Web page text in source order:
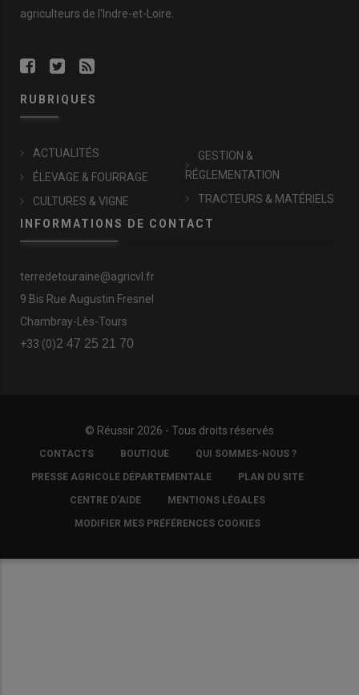
agriculteurs de l'Indre-et-Loire.
RUBRIQUES
ACTUALITÉS
ÉLEVAGE & FOURRAGE
CULTURES & VIGNE
GESTION &
RÉGLEMENTATION
TRACTEURS & MATÉRIELS
INFORMATIONS DE CONTACT
terredetouraine@agricvl.fr
9 Bis Rue Augustin Fresnel
Chambray-Lès-Tours
+33 (0)2 47 25 21 70
© Réussir 2026 - Tous droits réservés
FOOTER
COPYRIGHT
CONTACTS BOUTIQUE QUI SOMMES-NOUS ?
PRESSE AGRICOLE DÉPARTEMENTALE PLAN DU SITE
CENTRE D'AIDE MENTIONS LÉGALES
MODIFIER MES PRÉFÉRENCES COOKIES